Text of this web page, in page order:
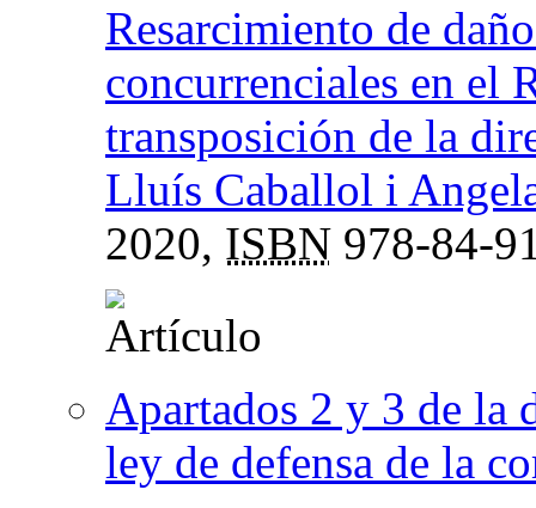
Resarcimiento de
concurrenciales en el
transposición de la
Lluís Caballol i
2020, ISBN 978-84-
Apartados 2 y 3 de la
ley de defensa de la